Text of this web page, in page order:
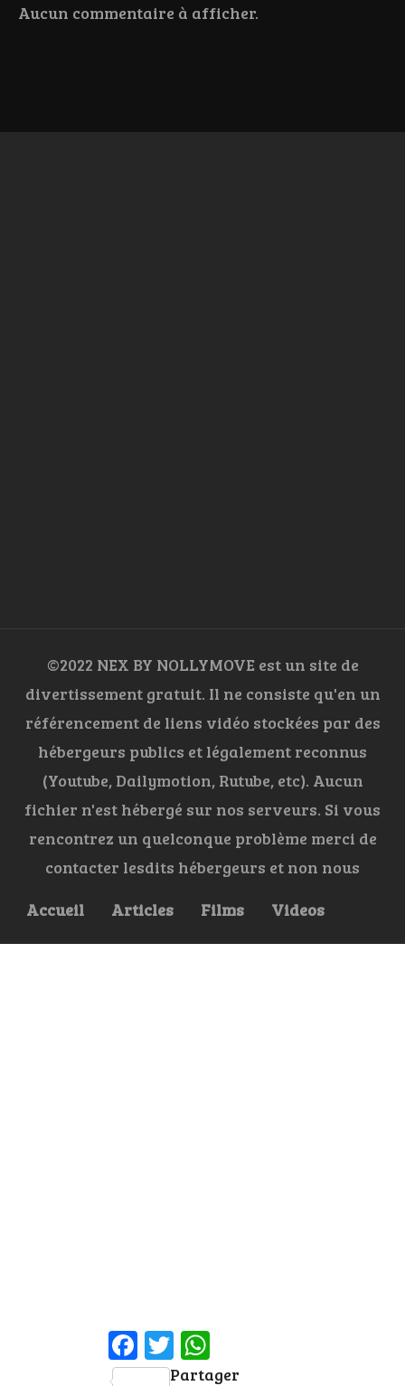
Aucun commentaire à afficher.
©2022 NEX BY NOLLYMOVE est un site de
divertissement gratuit. Il ne consiste qu'en un
référencement de liens vidéo stockées par des
hébergeurs publics et légalement reconnus
(Youtube, Dailymotion, Rutube, etc). Aucun
fichier n'est hébergé sur nos serveurs. Si vous
rencontrez un quelconque problème merci de
contacter lesdits hébergeurs et non nous
Accueil
Articles Films Videos
Facebook
Twitter
Partager